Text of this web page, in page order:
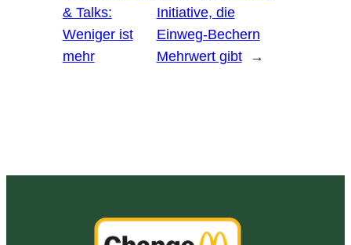
& Talks:
Weniger ist
mehr
Initiative, die
Einweg-Bechern
Mehrwert gibt
→